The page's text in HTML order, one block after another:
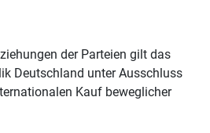
der Parteien gilt das
Deutschland unter Ausschluss
Kauf beweglicher